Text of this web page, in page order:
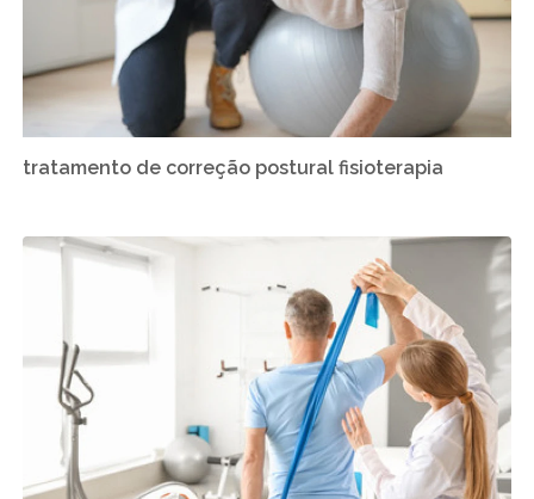
tratamento de correção postural fisioterapia